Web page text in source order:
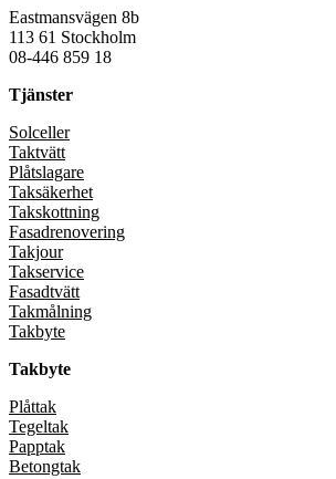
Eastmansvägen 8b
113 61 Stockholm
08-446 859 18
Tjänster
Solceller
Taktvätt
Plåtslagare
Taksäkerhet
Takskottning
Fasadrenovering
Takjour
Takservice
Fasadtvätt
Takmålning
Takbyte
Takbyte
Plåttak
Tegeltak
Papptak
Betongtak